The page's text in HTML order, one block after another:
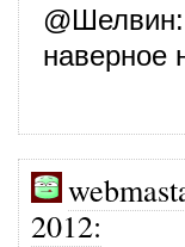
@Шелвин
наверное
2012: